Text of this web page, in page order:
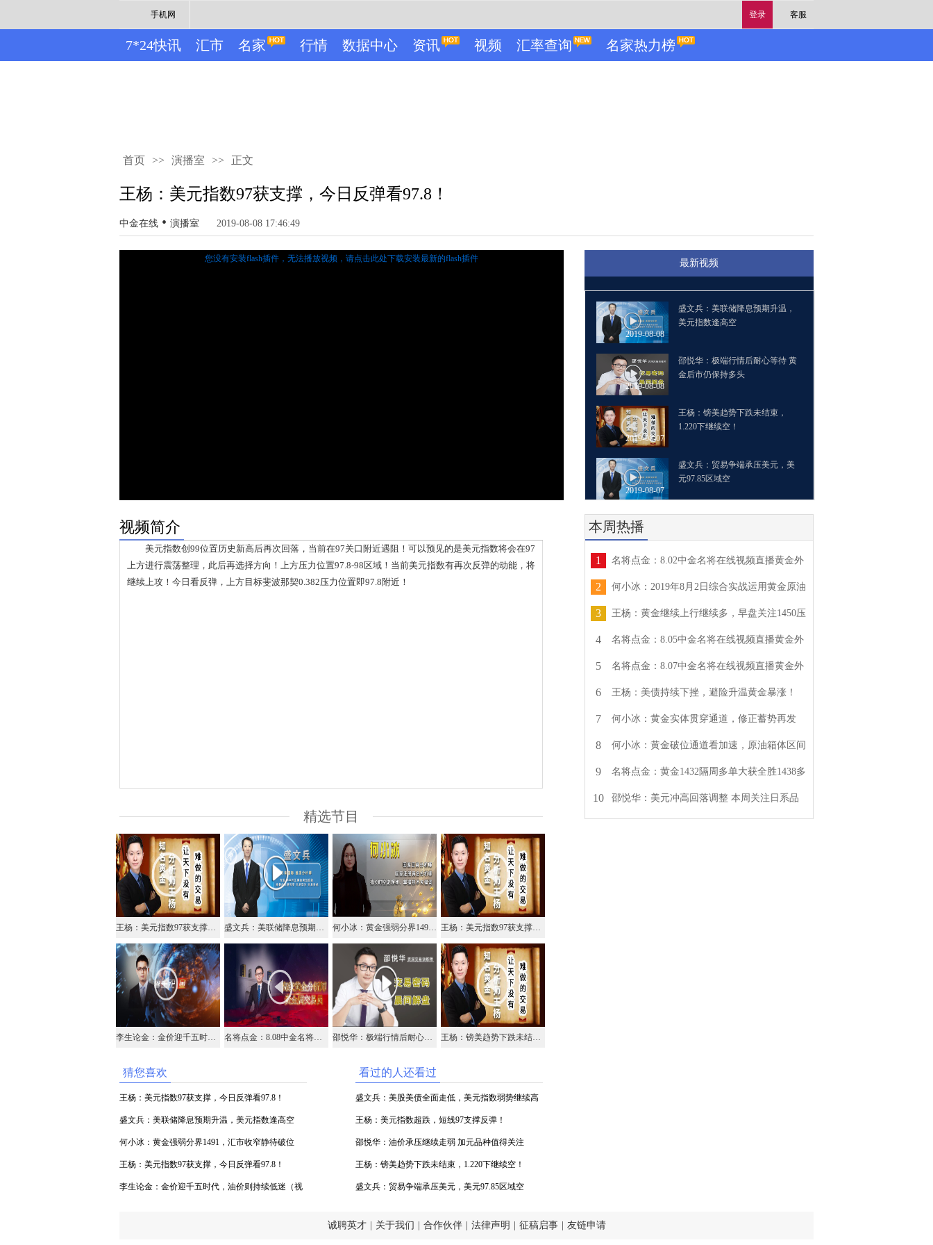
登录 客服
手机网
7*24快讯 汇市 名家 行情 数据中心 资讯 视频 汇率查询 名家热力榜
首页 >> 演播室 >> 正文
王杨：美元指数97获支撑，今日反弹看97.8！
中金在线 • 演播室 2019-08-08 17:46:49
您没有安装flash插件，无法播放视频， 请点击此处下载安装最新的flash插件 最新视频
2019-08-08
盛文兵：美联储降息预期升温，
美元指数逢高空
2019-08-08
邵悦华：极端行情后耐心等待 黄
金后市仍保持多头
2019-08-07
王杨：镑美趋势下跌未结束，
1.220下继续空！
2019-08-07
盛文兵：贸易争端承压美元，美
元97.85区域空
视频简介
美元指数创99位置历史新高后再次回落，当前在97关口附近遇阻！可以预见的是美元指数将会在97
上方进行震荡整理，此后再选择方向！上方压力位置97.8-98区域！当前美元指数有再次反弹的动能，将
继续上攻！今日看反弹，上方目标斐波那契0.382压力位置即97.8附近！
精选节目
王杨：美元指数97获支撑，今日反弹看97.8！ 盛文兵：美联储降息预期升温，美元指数逢高空 何小冰：黄金强弱分界1491，汇市收窄静待破位 王杨：美元指数97获支撑，今日反弹看97.8！
李生论金：金价迎千五时代，油价则持续低迷（视频） 名将点金：8.08中金名将在线视频直播黄金外汇原油 邵悦华：极端行情后耐心等待 黄金后市仍保持多头 王杨：镑美趋势下跌未结束，1.220下继续空！
猜您喜欢
王杨：美元指数97获支撑，今日反弹看97.8！
盛文兵：美联储降息预期升温，美元指数逢高空
何小冰：黄金强弱分界1491，汇市收窄静待破位
王杨：美元指数97获支撑，今日反弹看97.8！
李生论金：金价迎千五时代，油价则持续低迷（视
看过的人还看过
盛文兵：美股美债全面走低，美元指数弱势继续高
空
王杨：美元指数超跌，短线97支撑反弹！
邵悦华：油价承压继续走弱 加元品种值得关注
王杨：镑美趋势下跌未结束，1.220下继续空！
盛文兵：贸易争端承压美元，美元97.85区域空
本周热播
1 名将点金：8.02中金名将在线视频直播黄金外
2 何小冰：2019年8月2日综合实战运用黄金原油
3 王杨：黄金继续上行继续多，早盘关注1450压
4 名将点金：8.05中金名将在线视频直播黄金外
5 名将点金：8.07中金名将在线视频直播黄金外
6 王杨：美债持续下挫，避险升温黄金暴涨！
7 何小冰：黄金实体贯穿通道，修正蓄势再发
8 何小冰：黄金破位通道看加速，原油箱体区间
9 名将点金：黄金1432隔周多单大获全胜1438多
10 邵悦华：美元冲高回落调整 本周关注日系品
诚聘英才 关于我们 合作伙伴 法律声明 征稿启事 友链申请